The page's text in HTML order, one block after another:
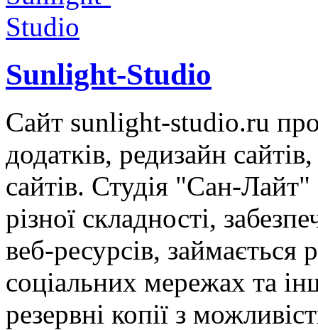
Sunlight-Studio
Сайт sunlight-studio.ru
додатків, редизайн
сайтів. Студія "Сан-
різної складності,
веб-ресурсів, займається
соціальних мережах та
резервні копії з